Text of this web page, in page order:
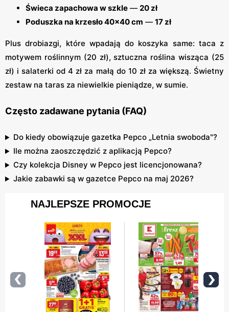
Świeca zapachowa w szkle — 20 zł
Poduszka na krzesło 40×40 cm — 17 zł
Plus drobiazgi, które wpadają do koszyka same: taca z
motywem roślinnym (20 zł), sztuczna roślina wisząca (25
zł) i salaterki od 4 zł za małą do 10 zł za większą. Świetny
zestaw na taras za niewielkie pieniądze, w sumie.
Często zadawane pytania (FAQ)
Do kiedy obowiązuje gazetka Pepco „Letnia swoboda"?
Ile można zaoszczędzić z aplikacją Pepco?
Czy kolekcja Disney w Pepco jest licencjonowana?
Jakie zabawki są w gazetce Pepco na maj 2026?